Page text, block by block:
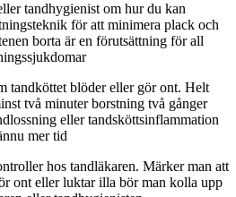
tandhygienist om hur du kan
för att minimera plack och
borta är en förutsättning för all
tandköttet blöder eller gör ont. Helt
två minuter borstning två gånger
eller tandsköttsinflammation
mer tid
hos tandläkaren. Märker man att
ont eller luktar illa bör man kolla upp